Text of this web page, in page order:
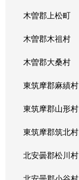
木曽郡上松町
木曽郡木祖村
木曽郡大桑村
東筑摩郡麻績村
東筑摩郡山形村
東筑摩郡筑北村
北安曇郡松川村